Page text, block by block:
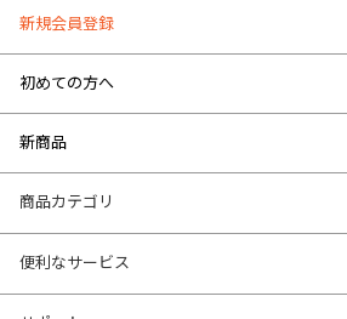
新規会員登録
初めての方へ
新商品
商品カテゴリ
便利なサービス